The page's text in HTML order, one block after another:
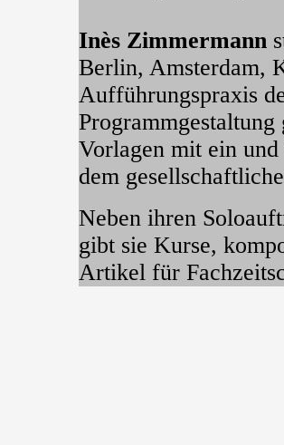
Inès Zimmermann
Berlin, Amsterdam,
Aufführungspraxis
Vorlagen mit ein
dem
Neben ihren
gibt sie Kurse,
Artikel für